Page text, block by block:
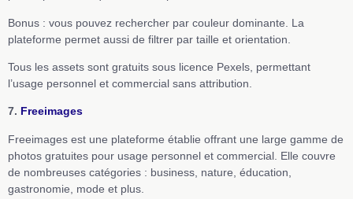
Bonus : vous pouvez rechercher par couleur dominante. La
plateforme permet aussi de filtrer par taille et orientation.
Tous les assets sont gratuits sous licence Pexels, permettant
l’usage personnel et commercial sans attribution.
7. Freeimages
Freeimages est une plateforme établie offrant une large gamme de
photos gratuites pour usage personnel et commercial. Elle couvre
de nombreuses catégories : business, nature, éducation,
gastronomie, mode et plus.